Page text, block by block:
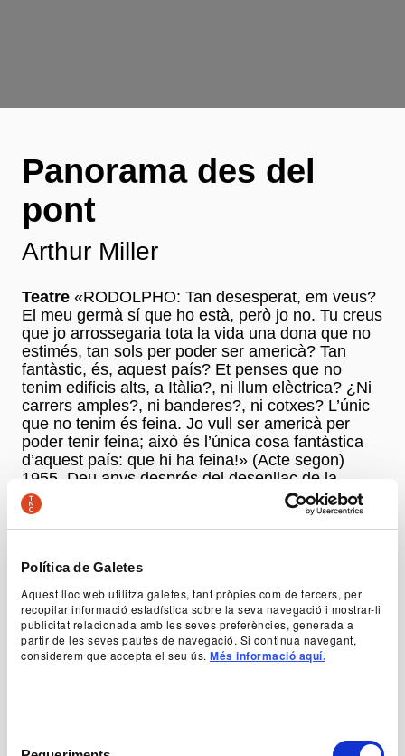
Política de Galetes
Aquest lloc web utilitza galetes, tant pròpies com de tercers, per
recopilar informació estadística sobre la seva navegació i mostrar-li
publicitat relacionada amb les seves preferències, generada a
partir de les seves pautes de navegació. Si continua navegant,
considerem que accepta el seu ús. Més informació aquí.
Panorama des del
pont
Arthur Miller
Teatre «RODOLPHO: Tan desesperat, em veus?
El meu germà sí que ho està, però jo no. Tu creus
que jo arrossegaria tota la vida una dona que no
estimés, tan sols per poder ser americà? Tan
fantàstic, és, aquest país? Et penses que no
tenim edificis alts, a Itàlia?, ni llum elèctrica? ¿Ni
carrers amples?, ni banderes?, ni cotxes? L’únic
que no tenim és feina. Jo vull ser americà per
poder tenir feina; això és l’única cosa fantàstica
d’aquest país: que hi ha feina!» (Acte segon)
1955. Deu anys després del desenllaç de la
Segona Guerra Mundial, la immigració il·legal és
una realitat generalitzada als Estats Units. Eddie
Carbone, un honrat treballador d’origen italià, viu
Catherine, la seva neboda. Una situació
insostenible que podrà amb ell i el durà a trair la
família i a trencar la llei de silenci establerta entre
els treballadors, majoritàriament immigrants, del
port de Nova York. Com a La mort d’un viatjant,
Miller ens descriu la tragèdia d’un home comú,